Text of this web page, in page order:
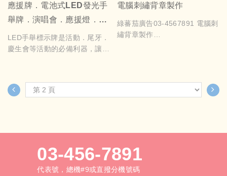
如需加LOGO+500元 美編費用
另計，以上報價均為未稅價且不
含運送
正常交期為定稿後隔5個工作
天，急件費用另計
應援牌．電池式LED發光手
舉牌．演唱會．應援燈．生
日派對．粉絲氣粉道具
LED手舉標示牌是活動．尾牙．
慶生會等活動的必備利器，讓您
便；可依內容訂製，展現獨特風
格。握把設計舒適，長時間使用
常規尺吋:20*40cm 優惠價2700
元起 30*40cm 優惠價 3000元
電腦刺繡背章製作
綠蕃茄廣告03-4567891 電腦刺
繡背章製作
03-456-7891
代表號，總機#9或直撥分機號碼